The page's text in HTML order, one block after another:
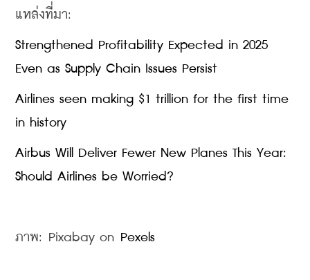
แหล่งที่มา:
Strengthened Profitability Expected in 2025
Even as Supply Chain Issues Persist
Airlines seen making $1 trillion for the first time
in history
Airbus Will Deliver Fewer New Planes This Year:
Should Airlines be Worried?
ภาพ: Pixabay on Pexels